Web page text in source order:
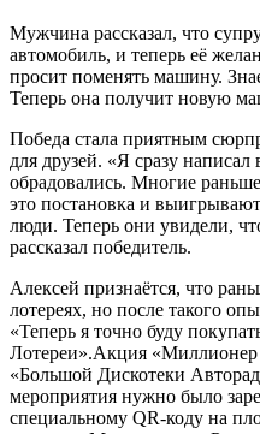
Мужчина рассказал, что
автомобиль, и теперь её
просит поменять машину.
Теперь она получит новую
Победа стала приятным
для друзей. «Я сразу
обрадовались. Многие
это постановка и
люди. Теперь они увидели,
рассказал победитель.
Алексей признаётся, что
лотереях, но после такого
«Теперь я точно буду
Лотереи».Акция «Миллионер
«Большой Дискотеки
мероприятия нужно было
специальному QR-коду на